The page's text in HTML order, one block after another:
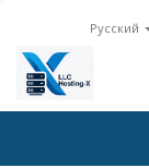
Русский